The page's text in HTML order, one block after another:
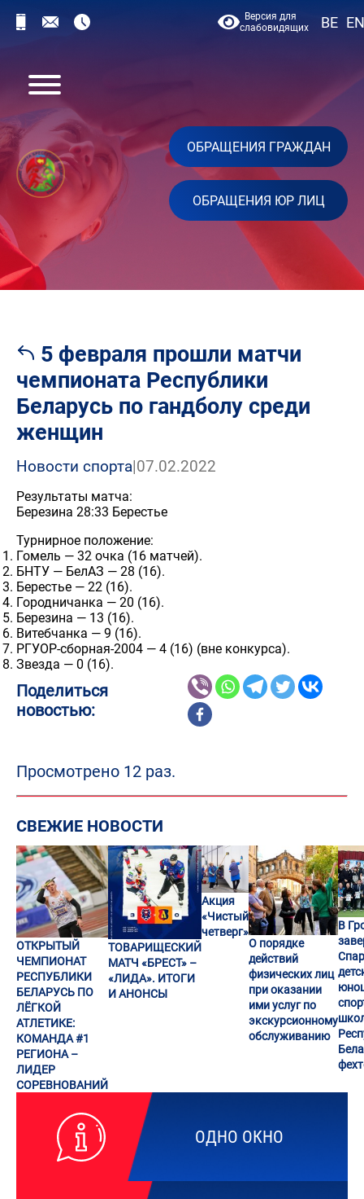
Версия для
слабовидящих
BE EN
ОБРАЩЕНИЯ ГРАЖДАН
ОБРАЩЕНИЯ ЮР ЛИЦ
ОДНО ОКНО
5 февраля прошли матчи
чемпионата Республики
Беларусь по гандболу среди
женщин
Новости спорта|07.02.2022
Результаты матча:
Березина 28:33 Берестье
Турнирное положение:
Гомель — 32 очка (16 матчей).
БНТУ — БелАЗ — 28 (16).
Берестье — 22 (16).
Городничанка — 20 (16).
Березина — 13 (16).
Витебчанка — 9 (16).
РГУОР-сборная-2004 — 4 (16) (вне конкурса).
Звезда — 0 (16).
Поделиться
новостью:
Просмотрено 12 раз.
СВЕЖИЕ НОВОСТИ
ОТКРЫТЫЙ
ЧЕМПИОНАТ
РЕСПУБЛИКИ
БЕЛАРУСЬ ПО
ЛЁГКОЙ
АТЛЕТИКЕ:
КОМАНДА #1
РЕГИОНА –
ЛИДЕР
СОРЕВНОВАНИЙ
ТОВАРИЩЕСКИЙ
МАТЧ «БРЕСТ» –
«ЛИДА». ИТОГИ
И АНОНСЫ
Акция
«Чистый
четверг»
О порядке
действий
физических лиц
при оказании
ими услуг по
экскурсионному
обслуживанию
В